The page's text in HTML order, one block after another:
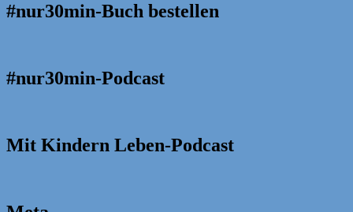
#nur30min-Buch bestellen
#nur30min-Podcast
Mit Kindern Leben-Podcast